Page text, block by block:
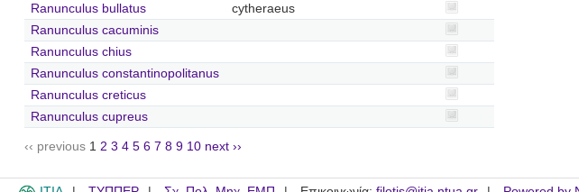
Ranunculus bullatus
cytheraeus
Ranunculus cacuminis
Ranunculus chius
Ranunculus constantinopolitanus
Ranunculus creticus
Ranunculus cupreus
‹‹ previous 1 2 3 4 5 6 7 8 9 10 next ››